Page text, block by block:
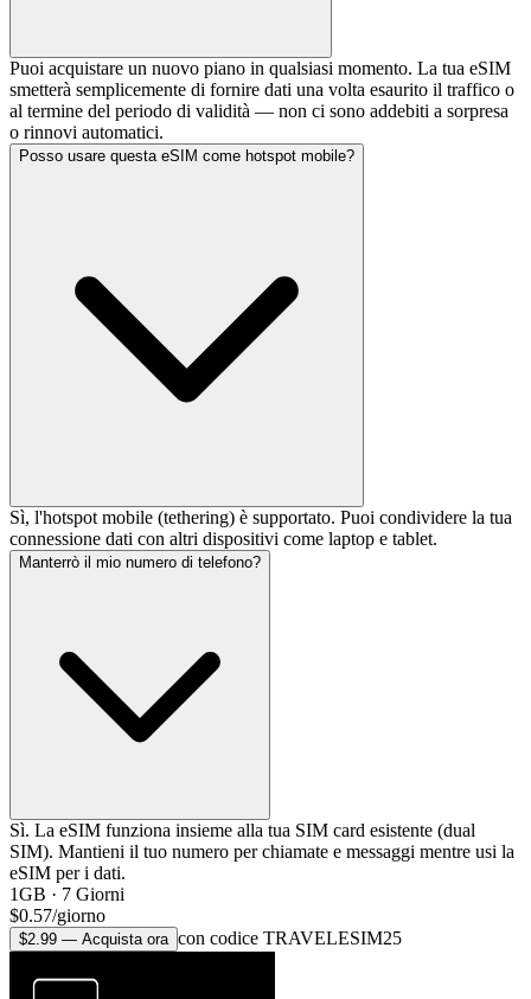
Puoi acquistare un nuovo piano in qualsiasi momento. La tua eSIM
smetterà semplicemente di fornire dati una volta esaurito il traffico o
al termine del periodo di validità — non ci sono addebiti a sorpresa
o rinnovi automatici.
Posso usare questa eSIM come hotspot mobile?
Sì, l'hotspot mobile (tethering) è supportato. Puoi condividere la tua
connessione dati con altri dispositivi come laptop e tablet.
Manterrò il mio numero di telefono?
Sì. La eSIM funziona insieme alla tua SIM card esistente (dual
SIM). Mantieni il tuo numero per chiamate e messaggi mentre usi la
eSIM per i dati.
1GB · 7 Giorni
$0.57/giorno
$2.99 — Acquista ora con codice TRAVELESIM25